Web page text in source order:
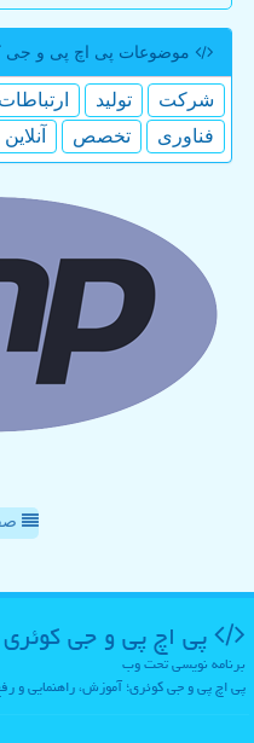
موضوعات پی اچ پی و جی
شركت تولید ارتباطات
فناوری
تخصص آنلاین
پی اچ پی و جی كوئری
برنامه نویسی تحت وب
پی اچ پی و جی کوئری؛ آموزش، راهنمایی و